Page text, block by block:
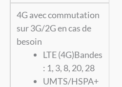
4G avec commutation
sur 3G/2G en cas de
besoin
LTE (4G)Bandes
: 1, 3, 8, 20, 28
UMTS/HSPA+